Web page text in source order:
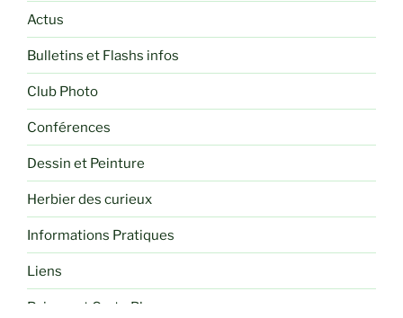
Actus
Bulletins et Flashs infos
Club Photo
Conférences
Dessin et Peinture
Herbier des curieux
Informations Pratiques
Liens
Paiement Carte Bleue